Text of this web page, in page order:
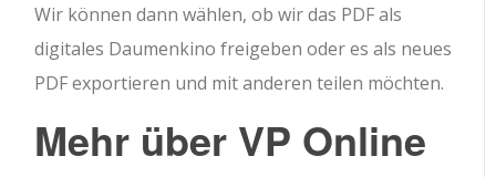
Wir können dann wählen, ob wir das PDF als
digitales Daumenkino freigeben oder es als neues
PDF exportieren und mit anderen teilen möchten.
Mehr über VP Online